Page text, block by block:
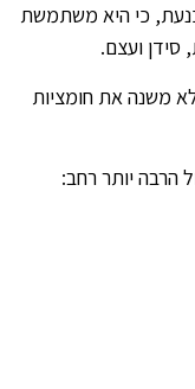
כי היא משתמשת
משנה את חומציות
הרבה יותר רחב: